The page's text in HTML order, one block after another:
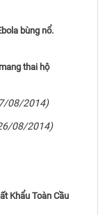
bùng nổ.
thai hộ
08/2014)
08/2014)
Khẩu Toàn Cầu